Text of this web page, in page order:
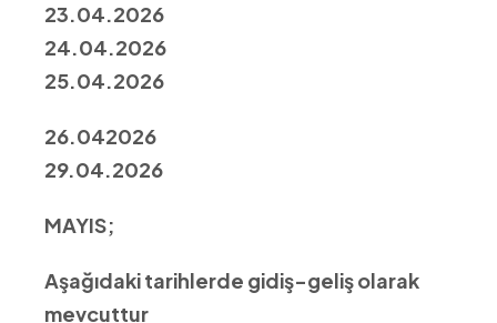
23.04.2026
24.04.2026
25.04.2026
26.042026
29.04.2026
MAYIS;
Aşağıdaki tarihlerde gidiş-geliş olarak
mevcuttur